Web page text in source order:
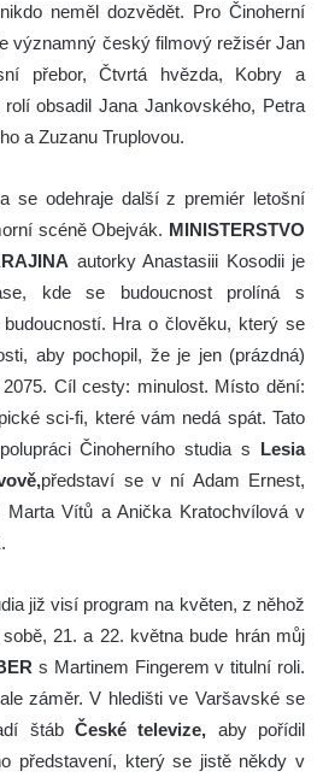
neměl dozvědět. Pro Činoherní
významný český filmový režisér Jan
přebor, Čtvrtá hvězda, Kobry a
obsadil Jana Jankovského, Petra
a Zuzanu Truplovou.
se odehraje další z premiér letošní
scéně Obejvák. MINISTERSTVO
autorky Anastasiii Kosodii je
kde se budoucnost prolíná s
Hra o člověku, který se
aby pochopil, že je jen (prázdná)
Cíl cesty: minulost. Místo dění:
sci-fi, které vám nedá spát. Tato
Činoherního studia s Lesia
představí se v ní Adam Ernest,
Marta Vítů a Anička Kratochvílová v
již visí program na květen, z něhož
21. a 22. května bude hrán můj
s Martinem Fingerem v titulní roli.
záměr. V hledišti ve Varšavské se
štáb České televize, aby pořídil
představení, který se jistě někdy v